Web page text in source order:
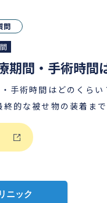
長持ちさせることにつ
院 医療法人社団誓栄
開院 巣鴨医院 開院 南
ラントセミナー開催
腔インプラント学会
問
時間はどのくらい？ 治療期
については、レントゲ
とご相談になります。
について 1本のイ
ニック